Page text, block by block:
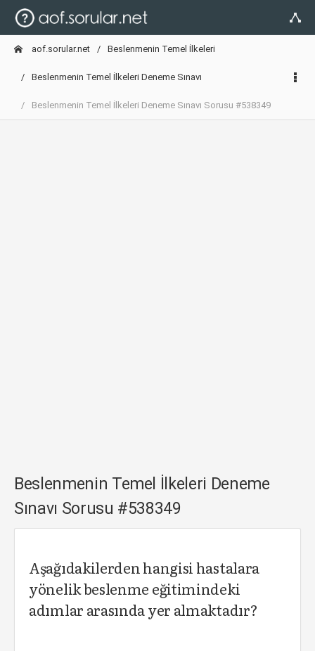
aof.sorular.net Beslenmenin Temel İlkeleri
Beslenmenin Temel İlkeleri Deneme Sınavı
Beslenmenin Temel İlkeleri Deneme Sınavı Sorusu #538349
Beslenmenin Temel İlkeleri Deneme
Sınavı Sorusu #538349
Aşağıdakilerden hangisi hastalara
yönelik beslenme eğitimindeki
adımlar arasında yer almaktadır?